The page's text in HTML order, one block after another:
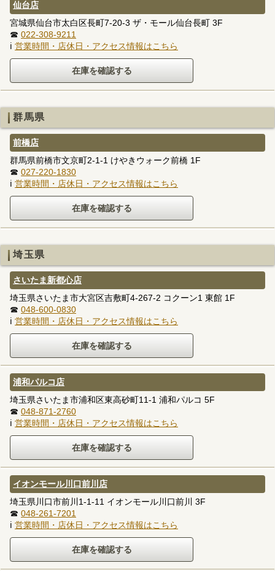
仙台店
宮城県仙台市太白区長町7-20-3 ザ・モール仙台長町 3F
☎ 022-308-9211
ℹ 営業時間・店休日・アクセス情報はこちら
群馬県
前橋店
群馬県前橋市文京町2-1-1 けやきウォーク前橋 1F
☎ 027-220-1830
ℹ 営業時間・店休日・アクセス情報はこちら
埼玉県
さいたま新都心店
埼玉県さいたま市大宮区吉敷町4-267-2 コクーン1 東館 1F
☎ 048-600-0830
ℹ 営業時間・店休日・アクセス情報はこちら
浦和パルコ店
埼玉県さいたま市浦和区東高砂町11-1 浦和パルコ 5F
☎ 048-871-2760
ℹ 営業時間・店休日・アクセス情報はこちら
イオンモール川口前川店
埼玉県川口市前川1-1-11 イオンモール川口前川 3F
☎ 048-261-7201
ℹ 営業時間・店休日・アクセス情報はこちら